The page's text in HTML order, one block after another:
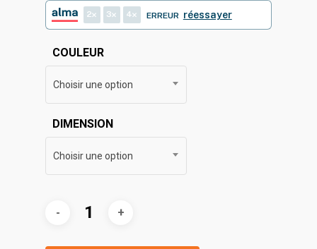
2 3 4 ERREUR réessayer
COULEUR
Choisir une option
DIMENSION
Choisir une option